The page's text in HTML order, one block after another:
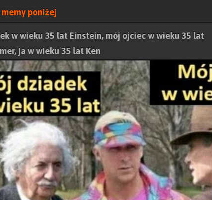
poniżej
w wieku 35 lat Einstein, mój ojciec w wieku 35 lat
ja w wieku 35 lat Ken